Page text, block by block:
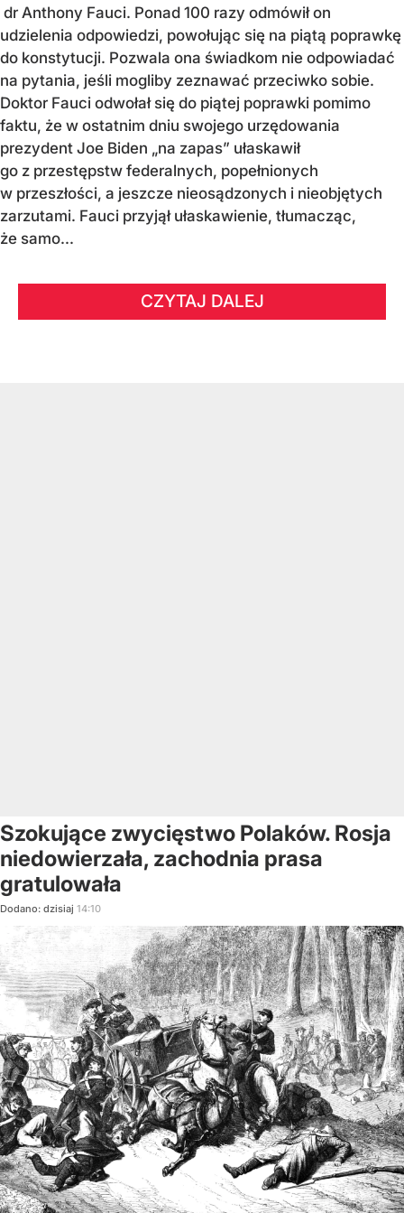
dr Anthony Fauci. Ponad 100 razy odmówił on
udzielenia odpowiedzi, powołując się na piątą poprawkę
do konstytucji. Pozwala ona świadkom nie odpowiadać
na pytania, jeśli mogliby zeznawać przeciwko sobie.
Doktor Fauci odwołał się do piątej poprawki pomimo
faktu, że w ostatnim dniu swojego urzędowania
prezydent Joe Biden „na zapas” ułaskawił
go z przestępstw federalnych, popełnionych
w przeszłości, a jeszcze nieosądzonych i nieobjętych
zarzutami. Fauci przyjął ułaskawienie, tłumacząc,
że samo...
CZYTAJ DALEJ
Szokujące zwycięstwo Polaków. Rosja
niedowierzała, zachodnia prasa
gratulowała
Dodano: dzisiaj 14:10